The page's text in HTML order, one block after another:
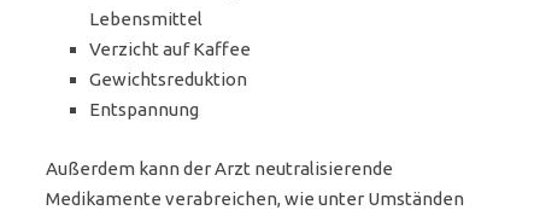
Lebensmittel
Verzicht auf Kaffee
Gewichtsreduktion
Entspannung
Außerdem kann der Arzt neutralisierende
Medikamente verabreichen, wie unter Umständen